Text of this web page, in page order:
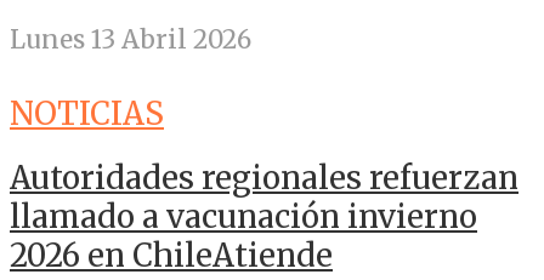
Lunes 13 Abril 2026
NOTICIAS
Autoridades regionales refuerzan
llamado a vacunación invierno
2026 en ChileAtiende